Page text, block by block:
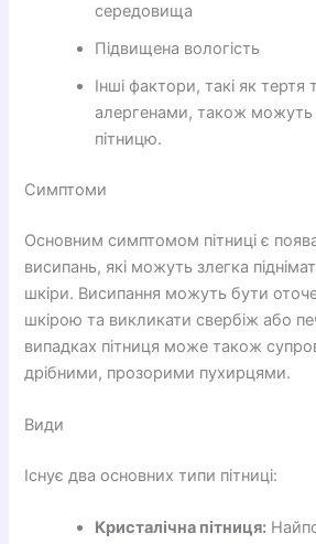
середовища
Підвищена вологість
Інші фактори, такі як тертя
алергенами, також можуть
пітницю.
Симптоми
Основним симптомом пітниці є
висипань, які можуть злегка
шкіри. Висипання можуть бути
шкірою та викликати свербіж або
випадках пітниця може також
дрібними, прозорими пухирцями.
Види
Існує два основних типи пітниці:
Кристалічна пітниця: